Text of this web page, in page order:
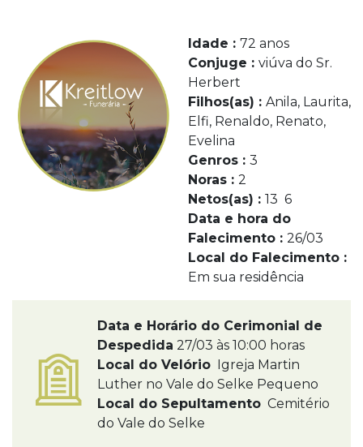
Idade : 72 anos
Conjuge : viúva do Sr.
Herbert
Filhos(as) : Anila, Laurita,
Elfi, Renaldo, Renato,
Evelina
Genros : 3
Noras : 2
Netos(as) : 13 6
Data e hora do
Falecimento : 26/03
Local do Falecimento :
Em sua residência
Data e Horário do Cerimonial de
Despedida 27/03 às 10:00 horas
Local do Velório Igreja Martin
Luther no Vale do Selke Pequeno
Local do Sepultamento Cemitério
do Vale do Selke